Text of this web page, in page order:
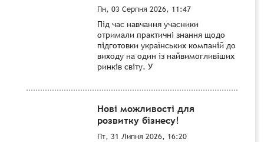
Пн, 03 Серпня 2026, 11:47
Під час навчання учасники
отримали практичні знання щодо
підготовки українських компаній до
виходу на один із найвимогливіших
ринків світу. У
Нові можливості для
розвитку бізнесу!
Пт, 31 Липня 2026, 16:20